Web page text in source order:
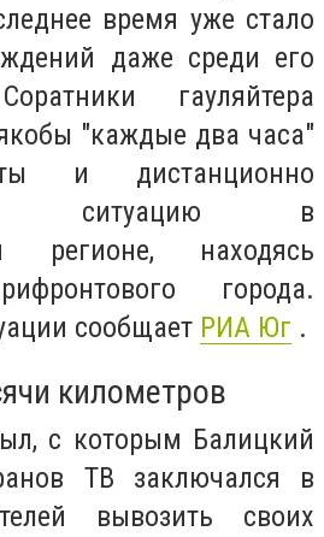
время уже стало
даже среди его
гауляйтера
"каждые два часа"
и дистанционно
ситуацию в
регионе, находясь
города.
сообщает РИА Юг .
километров
с которым Балицкий
ТВ заключался в
вывозить своих